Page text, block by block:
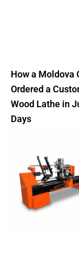
How a Moldova
Ordered a
Wood Lathe in
Days